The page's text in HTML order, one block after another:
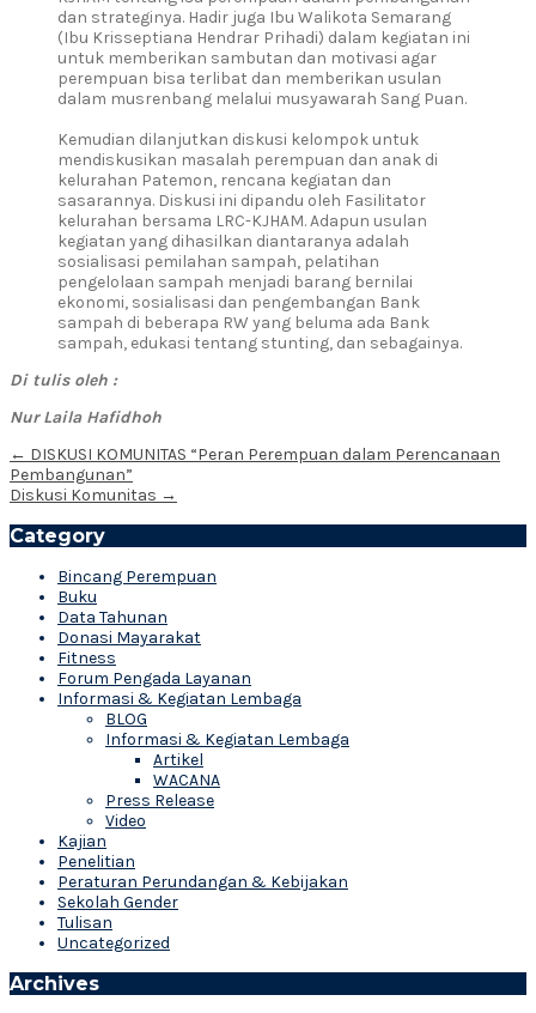
dan strateginya. Hadir juga Ibu Walikota Semarang
(Ibu Krisseptiana Hendrar Prihadi) dalam kegiatan ini
untuk memberikan sambutan dan motivasi agar
perempuan bisa terlibat dan memberikan usulan
dalam musrenbang melalui musyawarah Sang Puan.
Kemudian dilanjutkan diskusi kelompok untuk
mendiskusikan masalah perempuan dan anak di
kelurahan Patemon, rencana kegiatan dan
sasarannya. Diskusi ini dipandu oleh Fasilitator
kelurahan bersama LRC-KJHAM. Adapun usulan
kegiatan yang dihasilkan diantaranya adalah
sosialisasi pemilahan sampah, pelatihan
pengelolaan sampah menjadi barang bernilai
ekonomi, sosialisasi dan pengembangan Bank
sampah di beberapa RW yang beluma ada Bank
sampah, edukasi tentang stunting, dan sebagainya.
Di tulis oleh :
Nur Laila Hafidhoh
Post
navigation
← DISKUSI KOMUNITAS “Peran Perempuan dalam Perencanaan
Pembangunan”
Diskusi Komunitas →
Category
Bincang Perempuan
Buku
Data Tahunan
Donasi Mayarakat
Fitness
Forum Pengada Layanan
Informasi & Kegiatan Lembaga
BLOG
Informasi & Kegiatan Lembaga
Artikel
WACANA
Press Release
Video
Kajian
Penelitian
Peraturan Perundangan & Kebijakan
Sekolah Gender
Tulisan
Uncategorized
Archives